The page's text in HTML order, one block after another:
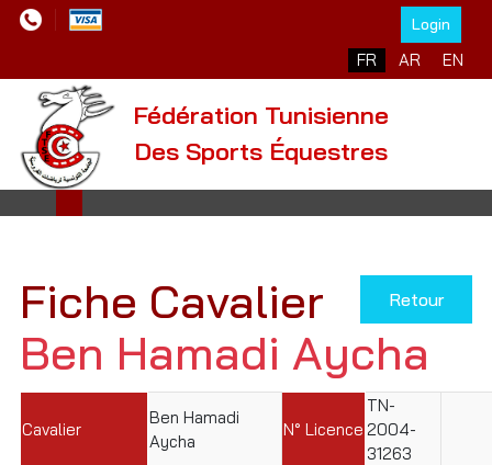
Login
Sélectionnez votre
FR AR EN
Fédération Tunisienne
Des Sports Équestres
Retour
Fiche Cavalier
Ben Hamadi Aycha
Cavalier
Ben Hamadi
Aycha
N° Licence
TN-
2004-
31263